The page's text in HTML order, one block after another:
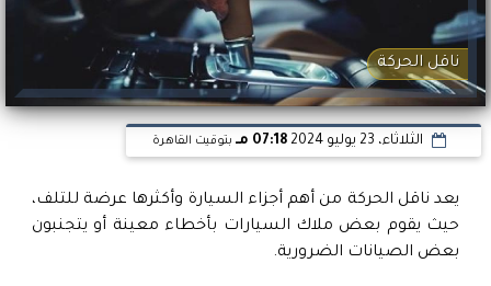
ناقل الحركة
الثلاثاء، 23 يوليو 2024 07:18 مـ بتوقيت القاهرة
يعد ناقل الحركة من أهم أجزاء السيارة وأكثرها عرضة للتلف،
حيث يقوم بعض ملاك السيارات بأخطاء معينة أو يتجنبون
بعض الصيانات الضرورية.